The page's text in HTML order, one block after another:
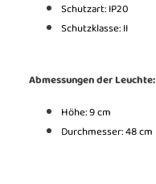
Schutzart: IP20
Schutzklasse: II
Abmessungen der Leuchte:
Höhe: 9 cm
Durchmesser: 48 cm